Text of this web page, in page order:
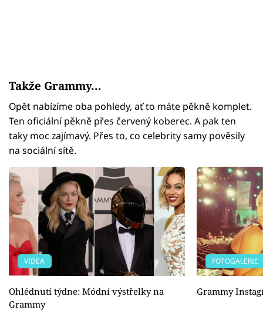
Takže Grammy...
Opět nabízíme oba pohledy, ať to máte pěkně komplet.
Ten oficiální pěkně přes červený koberec. A pak ten
taky moc zajímavý. Přes to, co celebrity samy pověsily
na sociální sítě.
VIDEA
Ohlédnutí týdne: Módní výstřelky na
Grammy
FOTOGALERIE
Grammy